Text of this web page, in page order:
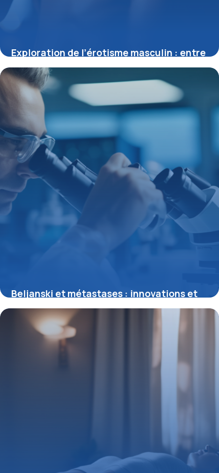
Exploration de l’érotisme masculin : entre
fascination et complexité
11 juillet 2025
Beljanski et métastases : innovations et
perspectives contre la dissémination du
cancer
11 juillet 2025